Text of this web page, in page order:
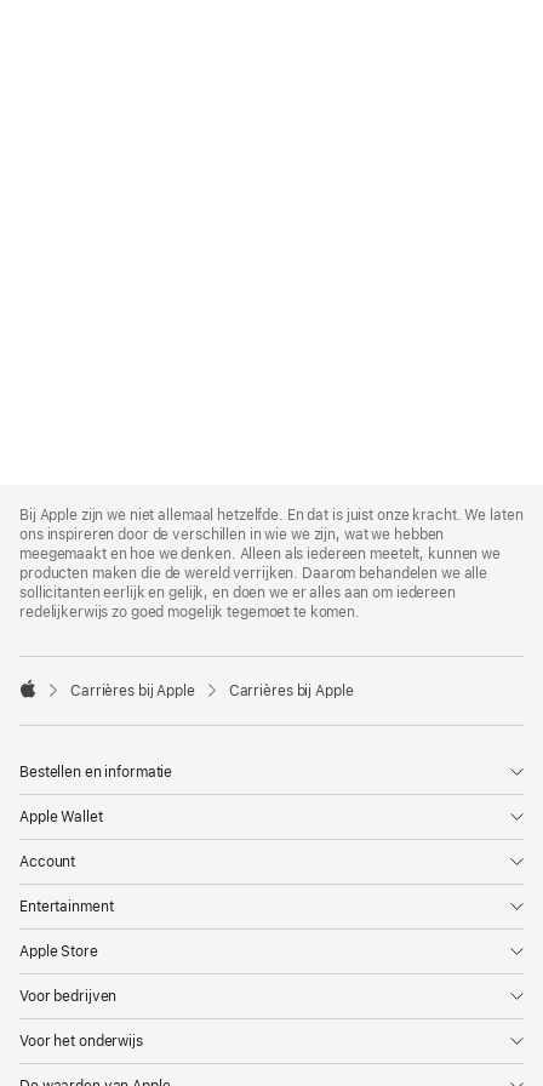
Footer
Bij Apple zijn we niet allemaal hetzelfde. En dat is juist onze kracht. We laten
ons inspireren door de verschillen in wie we zijn, wat we hebben
meegemaakt en hoe we denken. Alleen als iedereen meetelt, kunnen we
producten maken die de wereld verrijken. Daarom behandelen we alle
sollicitanten eerlijk en gelijk, en doen we er alles aan om iedereen
redelijkerwijs zo goed mogelijk tegemoet te komen.

Carrières bij Apple Carrières bij Apple
Bestellen en informatie
Apple Wallet
Account
Entertainment
Apple Store
Voor bedrijven
Voor het onderwijs